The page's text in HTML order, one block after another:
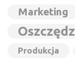
Marketing
Produkcja